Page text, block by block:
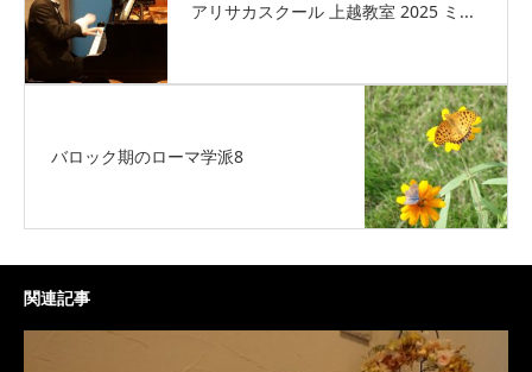
アリサカスクール 上越教室 2025 ミ...
バロック期のローマ学派8
関連記事